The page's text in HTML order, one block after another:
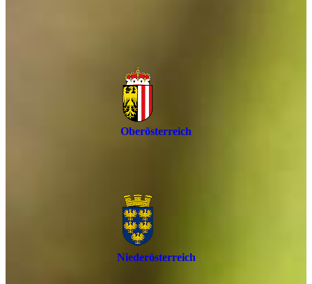
Oberösterreich
Niederösterreich